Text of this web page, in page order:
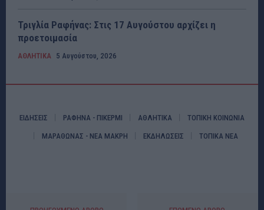
Τριγλία Ραφήνας: Στις 17 Αυγούστου αρχίζει η
προετοιμασία
ΑΘΛΗΤΙΚΑ 5 Αυγούστου, 2026
ΕΙΔΗΣΕΙΣ ΡΑΦΗΝΑ - ΠΙΚΕΡΜΙ ΑΘΛΗΤΙΚΑ ΤΟΠΙΚΗ ΚΟΙΝΩΝΙΑ
ΜΑΡΑΘΩΝΑΣ - ΝΕΑ ΜΑΚΡΗ ΕΚΔΗΛΩΣΕΙΣ ΤΟΠΙΚΑ ΝΕΑ